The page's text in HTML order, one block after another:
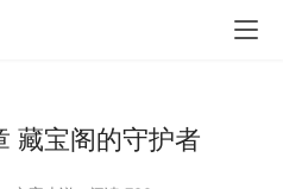
藏宝阁的守护者